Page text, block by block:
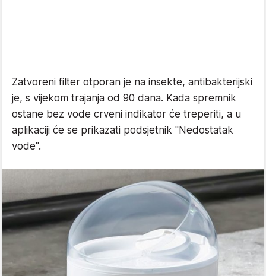
Zatvoreni filter otporan je na insekte, antibakterijski
je, s vijekom trajanja od 90 dana. Kada spremnik
ostane bez vode crveni indikator će treperiti, a u
aplikaciji će se prikazati podsjetnik "Nedostatak
vode".